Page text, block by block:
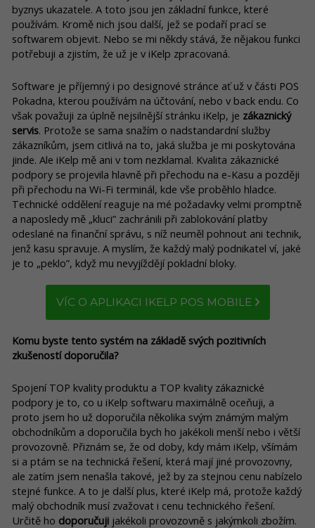
byznys ukazatele. A toto jsou jen základní funkce, které
používám. Kromě nich jsou další, jež se podaří prací se
softwarem objevit. Nebo se mi někdy stává, že nějakou funkci
potřebuji a zjistím, že už je v iKelp zpracovaná.
Software je příjemný i po designové stránce ať už v části POS
Pokadna, kterou používám na účtování, nebo v back endu. Co
však považuji za úplně nejsilnější stránku iKelp, je zákaznický
servis. Protože se sama snažím o nadstandardní služby
zákazníkům, jsem citlivá na to, jaká služba je mi poskytována
jinde. Ale iKelp mě ani v tom nezklamal. Kvalita zákaznické
podpory se projevila hlavně při přechodu na e-Kasu a později
při přechodu na Wi-Fi terminál, kde vše proběhlo hladce.
Technické oddělení reaguje na mé požadavky velmi promptně
a naposledy mě „kluci” zachránili při zablokování platby
odeslané na finanční správu, s níž neuměl pohnout ani technik,
jenž kasu spravuje. A myslím, že každý malý podnikatel ví, jaké
je to „peklo”, když mu nevyjíždějí pokladní bloky.
VÍC O APLIKACI IKELP POS MOBILE
Komu byste tento systém na základě svých pozitivních
zkušeností doporučila?
Spojení TOP kvality produktu a TOP kvality zákaznické
podpory je to, co u iKelp softwaru maximálně oceňuji, a
proto jsem ho už doporučila několika svým známým malým
obchodníkům a doporučila bych ho jakékoli menší nebo i větší
provozovně. Přiznám se, že od doby, kdy mám iKelp, všímám
si a ptám se na technická řešení, která mají jiné provozovny,
ale zatím jsem nenašla takové, jež by za stejnou cenu nabízelo
stejné funkce. A to je další plus, které iKelp má, protože každý
malý obchodník musí zvažovat i cenu technického řešení.
Určitě ho doporučuji jakékoli provozovně s jakýmkoli zbožím.